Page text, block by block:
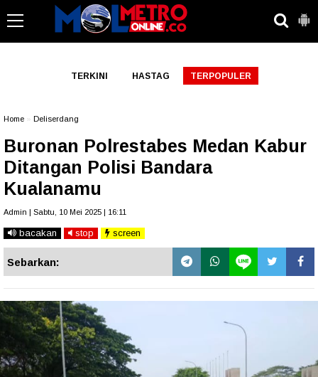
TERKINI HASTAG TERPOPULER
Home Deliserdang
Buronan Polrestabes Medan Kabur
Ditangan Polisi Bandara
Kualanamu
Admin | Sabtu, 10 Mei 2025 | 16:11
bacakan stop screen
Sebarkan: